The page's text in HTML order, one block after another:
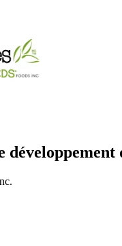
développement